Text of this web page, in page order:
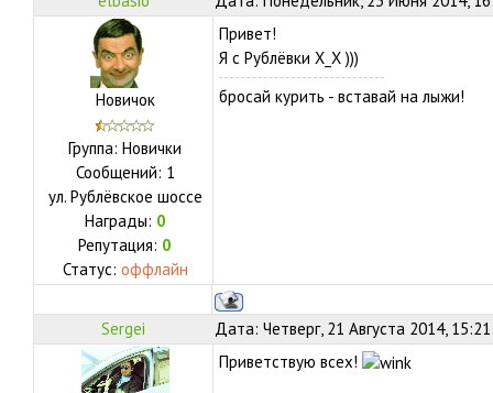
Новичок
Группа: Новички
Сообщений: 1
ул. Рублёвское шоссе
Награды: 0
Репутация: 0
Статус: оффлайн
Привет!
Я с Рублёвки Х_Х )))
бросай курить - вставай на лыжи!
Sergei
Дата: Четверг, 21 Августа 2014,
Приветствую всех!